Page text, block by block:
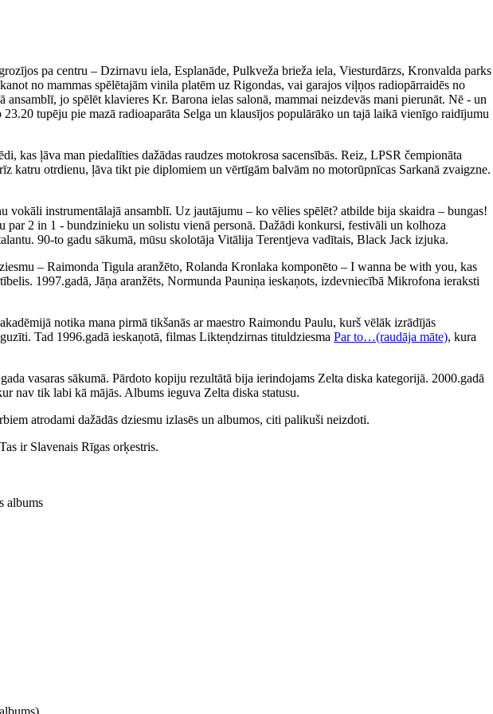
pa centru – Dzirnavu iela, Esplanāde, Pulkveža brieža iela, Viesturdārzs, Kronvalda parks
no mammas spēlētajām vinila platēm uz Rigondas, vai garajos viļņos radiopārraidēs no
jo spēlēt klavieres Kr. Barona ielas salonā, mammai neizdevās mani pierunāt. Nē - un
tupēju pie mazā radioaparāta Selga un klausījos populārāko un tajā laikā vienīgo raidījumu
kas ļāva man piedalīties dažādas raudzes motokrosa sacensībās. Reiz, LPSR čempionāta
katru otrdienu, ļāva tikt pie diplomiem un vērtīgām balvām no motorūpnīcas Sarkanā zvaigzne.
instrumentālajā ansamblī. Uz jautājumu – ko vēlies spēlēt? atbilde bija skaidra – bungas!
2 in 1 - bundzinieku un solistu vienā personā. Dažādi konkursi, festivāli un kolhoza
90-to gadu sākumā, mūsu skolotāja Vitālija Terentjeva vadītais, Black Jack izjuka.
– Raimonda Tigula aranžēto, Rolanda Kronlaka komponēto – I wanna be with you, kas
1997.gadā, Jāņa aranžēts, Normunda Pauniņa ieskaņots, izdevniecībā Mikrofona ieraksti
notika mana pirmā tikšanās ar maestro Raimondu Paulu, kurš vēlāk izrādījās
Tad 1996.gadā ieskaņotā, filmas Likteņdzirnas tituldziesma Par to…(raudāja māte), kura
vasaras sākumā. Pārdoto kopiju rezultātā bija ierindojams Zelta diska kategorijā. 2000.gadā
nav tik labi kā mājās. Albums ieguva Zelta diska statusu.
atrodami dažādās dziesmu izlasēs un albumos, citi palikuši neizdoti.
ir Slavenais Rīgas orķestris.
albums